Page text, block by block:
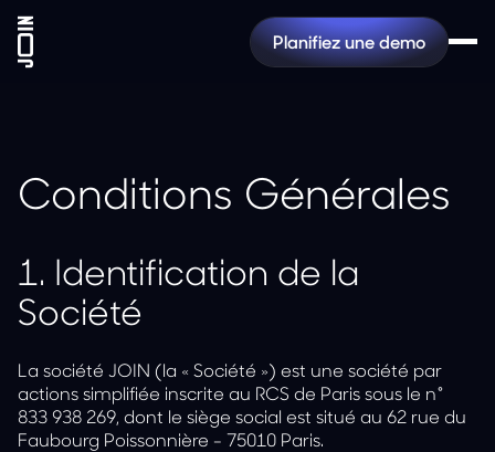
Planifiez une demo
Conditions Générales
1. Identification de la
Société
La société JOIN (la « Société ») est une société par
actions simplifiée inscrite au RCS de Paris sous le n°
833 938 269, dont le siège social est situé au 62 rue du
Faubourg Poissonnière - 75010 Paris.